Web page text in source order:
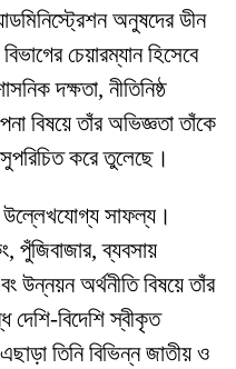
অনুষদের ডীন
চেয়ারম্যান হিসেবে
দক্ষতা, নীতিনিষ্ঠ
বিষয়ে তাঁর অভিজ্ঞতা তাঁকে
সুপরিচিত করে তুলেছে।
উল্লেখযোগ্য সাফল্য।
পুঁজিবাজার, ব্যবসায়
উন্নয়ন অর্থনীতি বিষয়ে তাঁর
দেশি-বিদেশি স্বীকৃত
তিনি বিভিন্ন জাতীয় ও